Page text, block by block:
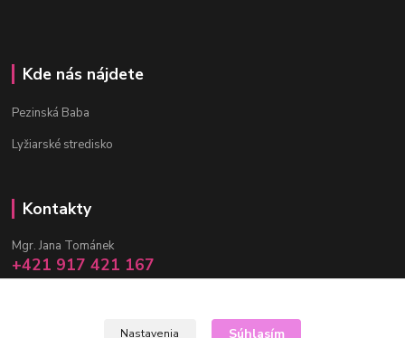
Kde nás nájdete
Pezinská Baba
Lyžiarské stredisko
Kontakty
Mgr. Jana Tománek
+421 917 421 167
(Po-Pia, 10 -17 hod.)
Nastavenia Súhlasím